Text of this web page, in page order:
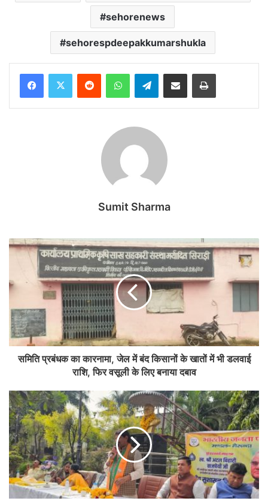
sehorenews
sehorespdeepakkumarshukla
Telegram
Sumit Sharma
समिति प्रबंधक का कारनामा, जेल में बंद किसानों के खातों में भी डलवाई
राशि, फिर वसूली के लिए बनाया दबाव